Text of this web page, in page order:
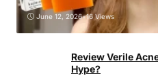
June 12, 2026•16 Views
Review Verile
Hype?